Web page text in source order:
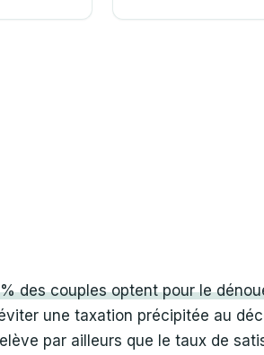
des couples optent pour le
une taxation précipitée au
par ailleurs que le taux de